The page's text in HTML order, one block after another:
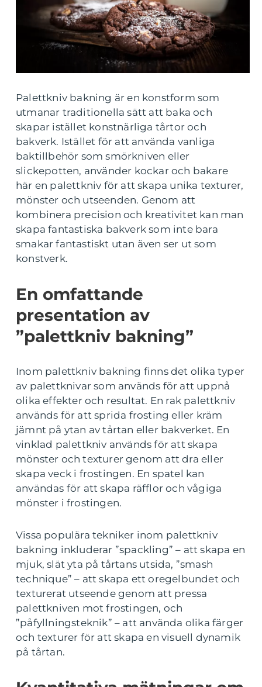
Palettkniv bakning är en konstform som
utmanar traditionella sätt att baka och
skapar istället konstnärliga tårtor och
bakverk. Istället för att använda vanliga
baktillbehör som smörkniven eller
slickepotten, använder kockar och bakare
här en palettkniv för att skapa unika texturer,
mönster och utseenden. Genom att
kombinera precision och kreativitet kan man
skapa fantastiska bakverk som inte bara
smakar fantastiskt utan även ser ut som
konstverk.
En omfattande
presentation av
”palettkniv bakning”
Inom palettkniv bakning finns det olika typer
av palettknivar som används för att uppnå
olika effekter och resultat. En rak palettkniv
används för att sprida frosting eller kräm
jämnt på ytan av tårtan eller bakverket. En
vinklad palettkniv används för att skapa
mönster och texturer genom att dra eller
skapa veck i frostingen. En spatel kan
användas för att skapa räfflor och vågiga
mönster i frostingen.
Vissa populära tekniker inom palettkniv
bakning inkluderar ”spackling” – att skapa en
mjuk, slät yta på tårtans utsida, ”smash
technique” – att skapa ett oregelbundet och
texturerat utseende genom att pressa
palettkniven mot frostingen, och
”påfyllningsteknik” – att använda olika färger
och texturer för att skapa en visuell dynamik
på tårtan.